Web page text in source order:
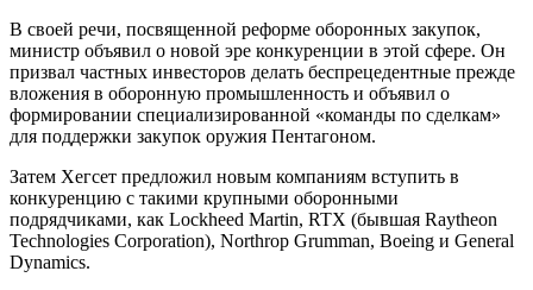
В своей речи, посвященной реформе оборонных закупок,
министр объявил о новой эре конкуренции в этой сфере. Он
призвал частных инвесторов делать беспрецедентные прежде
вложения в оборонную промышленность и объявил о
формировании специализированной «команды по сделкам»
для поддержки закупок оружия Пентагоном.
Затем Хегсет предложил новым компаниям вступить в
конкуренцию с такими крупными оборонными
подрядчиками, как Lockheed Martin, RTX (бывшая Raytheon
Technologies Corporation), Northrop Grumman, Boeing и General
Dynamics.